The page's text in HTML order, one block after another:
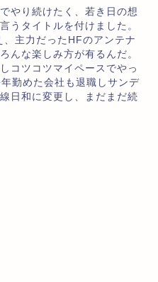
やり続けたく、若き日の想
うタイトルを付けました。
主力だったHFのアンテナ
んな楽しみ方が有るんだ。
コツコツマイペースでやっ
勤めた会社も退職しサンデ
日和に変更し、まだまだ続